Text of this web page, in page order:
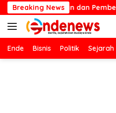
Langsung
ke
konten
Breaking News
dan Pemberdayaan Ekonomi
Ende Bisnis Politik Sejarah